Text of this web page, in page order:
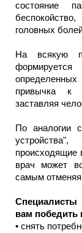
состояние
головных
На всякую
привычка к
заставляя
По аналогии
врач может
самым отменяя
Специалисты
вам победить
• снять